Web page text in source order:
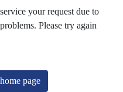
your request due to
Please try again
page